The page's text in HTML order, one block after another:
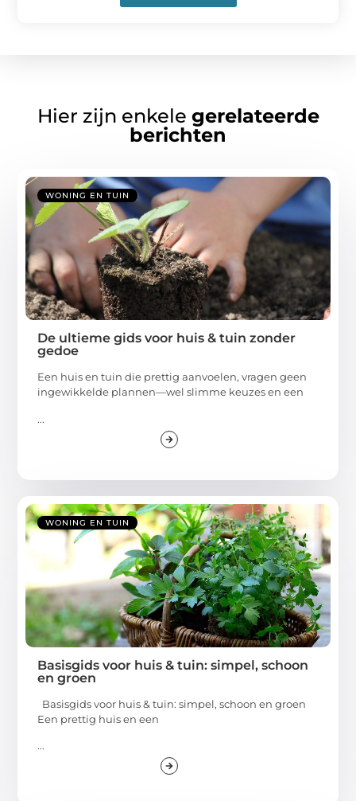
Hier zijn enkele gerelateerde
berichten
WONING EN TUIN
De ultieme gids voor huis & tuin zonder
gedoe
Een huis en tuin die prettig aanvoelen, vragen geen
ingewikkelde plannen—wel slimme keuzes en een
...
WONING EN TUIN
Basisgids voor huis & tuin: simpel, schoon
en groen
Basisgids voor huis & tuin: simpel, schoon en groen
Een prettig huis en een
...